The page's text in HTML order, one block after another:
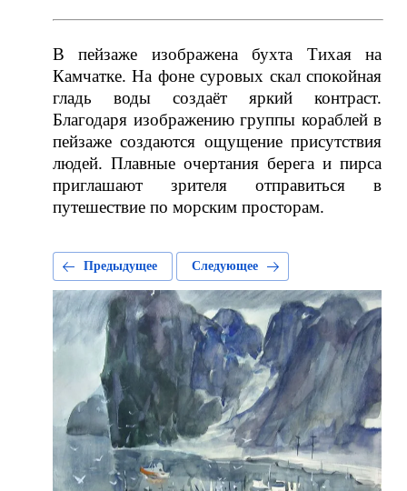
В пейзаже изображена бухта Тихая на
Камчатке. На фоне суровых скал спокойная
гладь воды создаёт яркий контраст.
Благодаря изображению группы кораблей в
пейзаже создаются ощущение присутствия
людей. Плавные очертания берега и пирса
приглашают зрителя отправиться в
путешествие по морским просторам.
Предыдущее Следующее